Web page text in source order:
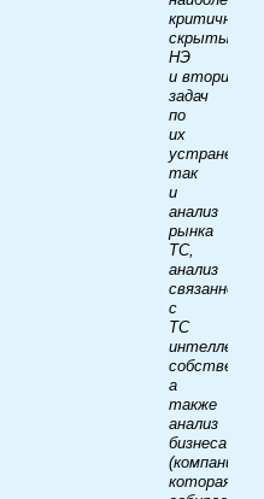
критичных
скрытых
НЭ
и
задач
по
их
так
и
анализ
рынка
ТС,
анализ
связанной
с
ТС
а
также
анализ
бизнеса
(компании,
которая